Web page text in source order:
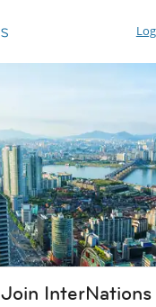
Join InterNations